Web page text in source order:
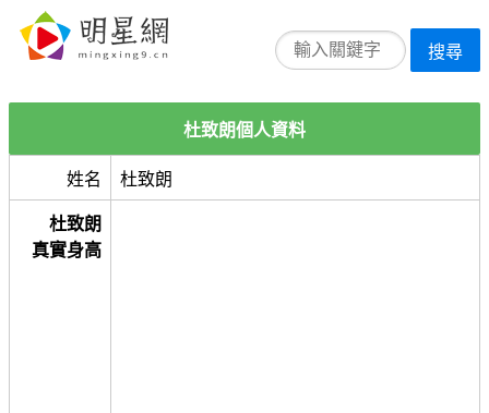
搜尋
杜致朗個人資料
姓名 杜致朗
杜致朗
真實身高